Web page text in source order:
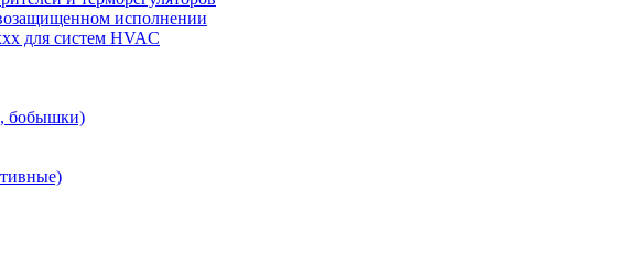
исполнении
для систем HVAC
бобышки)